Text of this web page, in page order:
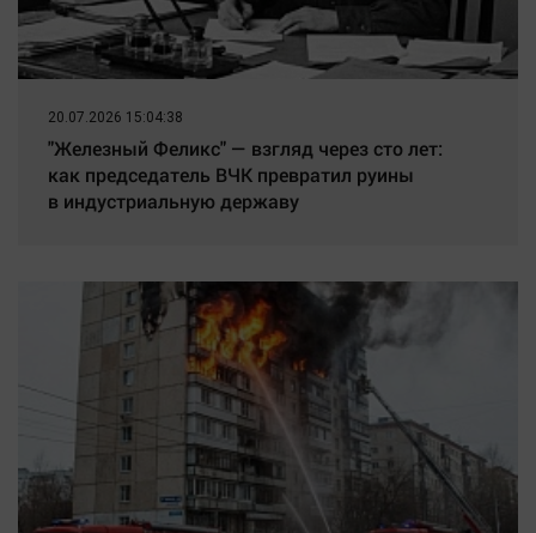
20.07.2026 15:04:38
"Железный Феликс" — взгляд через сто лет:
как председатель ВЧК превратил руины
в индустриальную державу